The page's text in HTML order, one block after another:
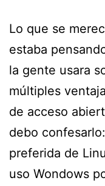
Lo que se
estaba
la gente usara
múltiples
de acceso
debo
preferida de
uso Wondows